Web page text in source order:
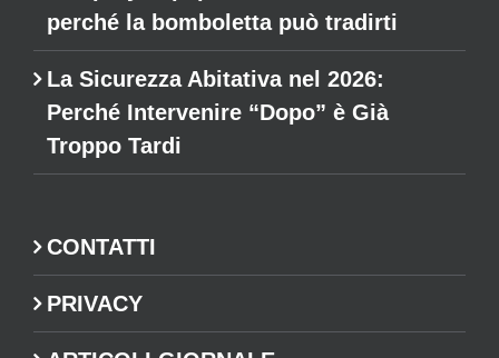
perché la bomboletta può tradirti
La Sicurezza Abitativa nel 2026:
Perché Intervenire “Dopo” è Già
Troppo Tardi
CONTATTI
PRIVACY